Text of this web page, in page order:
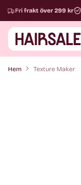
Fri frakt över 299 kr
Hem Texture Maker